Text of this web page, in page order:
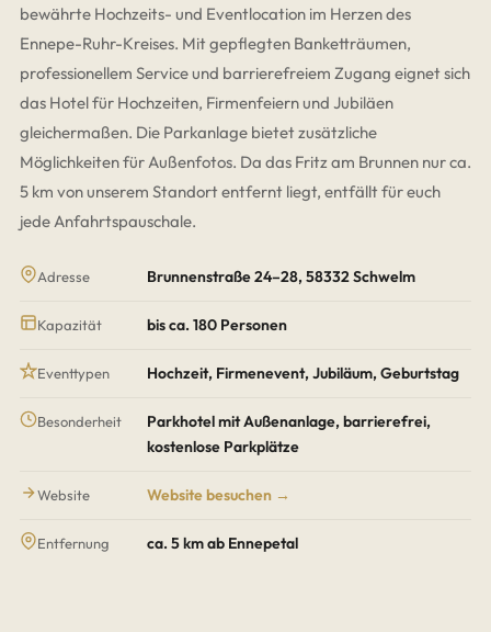
bewährte Hochzeits- und Eventlocation im Herzen des
Ennepe-Ruhr-Kreises. Mit gepflegten Banketträumen,
professionellem Service und barrierefreiem Zugang eignet sich
das Hotel für Hochzeiten, Firmenfeiern und Jubiläen
gleichermaßen. Die Parkanlage bietet zusätzliche
Möglichkeiten für Außenfotos. Da das Fritz am Brunnen nur ca.
5 km von unserem Standort entfernt liegt, entfällt für euch
jede Anfahrtspauschale.
Adresse Brunnenstraße 24–28, 58332 Schwelm
Kapazität bis ca. 180 Personen
Eventtypen Hochzeit, Firmenevent, Jubiläum, Geburtstag
Besonderheit
Parkhotel mit Außenanlage, barrierefrei,
kostenlose Parkplätze
Website Website besuchen →
Entfernung ca. 5 km ab Ennepetal